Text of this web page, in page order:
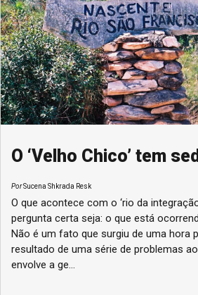
O ‘Velho Chico’ tem
PorSucena Shkrada Resk
O que acontece com o ‘rio da
pergunta certa seja: o que está
Não é um fato que surgiu de uma hora
resultado de uma série de problemas
envolve a ge...